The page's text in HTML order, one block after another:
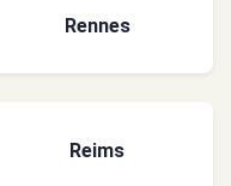
Rennes
Reims